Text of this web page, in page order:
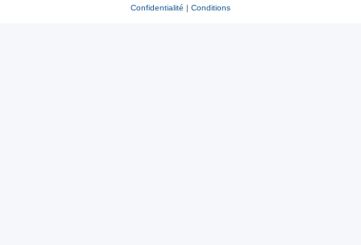
Confidentialité | Conditions